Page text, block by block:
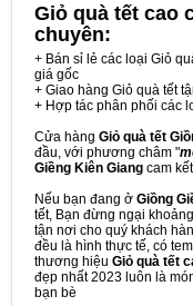
Giỏ quà tết cao
chuyên:
+ Bán sỉ lẻ các loại Giỏ
giá gốc
+ Giao hàng Giỏ quà tết
+ Hợp tác phân phối các
Cửa hàng Giỏ quà tết
đầu, với phương châm "
Giềng Kiên Giang cam
Nếu bạn đang ở Giồng
tết, Bạn đừng ngại
tận nơi cho quý khách
đều là hình thực tế, có
thương hiệu Giỏ quà tết
đẹp nhất 2023 luôn là
bạn bè